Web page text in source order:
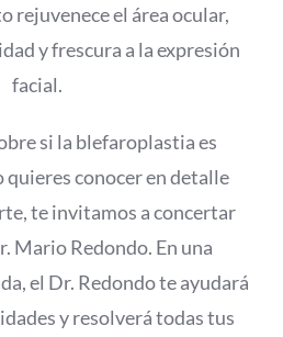
rejuvenece el área ocular,
y frescura a la expresión
facial.
si la blefaroplastia es
quieres conocer en detalle
te invitamos a concertar
Mario Redondo. En una
el Dr. Redondo te ayudará
y resolverá todas tus